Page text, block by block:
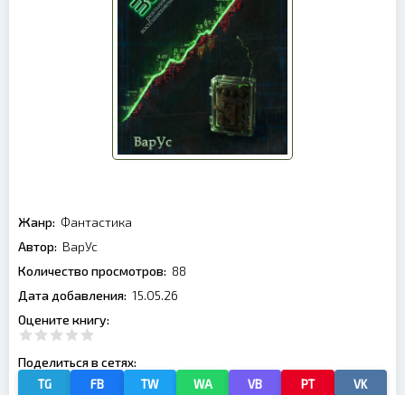
Жанр: Фантастика
Автор: ВарУс
Количество просмотров: 88
Дата добавления: 15.05.26
Оцените книгу:
Поделиться в сетях:
TG FB TW WA VB PT VK